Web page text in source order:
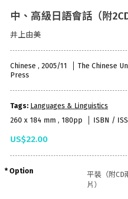
中、高級日語會話（附2CD
井上由美
Chinese , 2005/11
The Chinese
Press
Tags: Languages & Linguistics
260 x 184 mm , 180pp
ISBN /
US$22.00
Option